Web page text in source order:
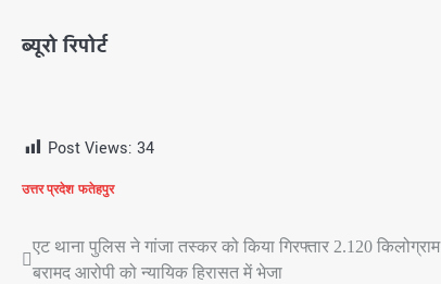
ब्यूरो रिपोर्ट
Post Views: 34
उत्तर प्रदेश फतेहपुर
Post
एट थाना पुलिस ने गांजा तस्कर को किया गिरफ्तार 2.120
बरामद आरोपी को न्यायिक हिरासत में भेजा